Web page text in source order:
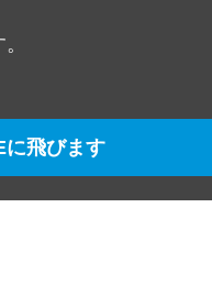
に飛びます